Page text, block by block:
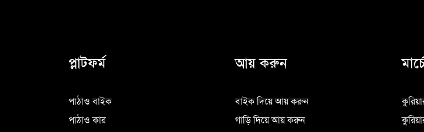
প্লাটফর্ম
পাঠাও বাইক
পাঠাও কার
আয় করুন
বাইক দিয়ে আয় করুন
গাড়ি দিয়ে আয় করুন